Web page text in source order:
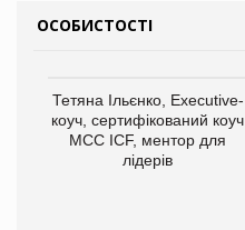
ОСОБИСТОСТІ
Тетяна Ільєнко, Executive-
коуч, сертифікований коуч
МСС ICF, ментор для
лідерів